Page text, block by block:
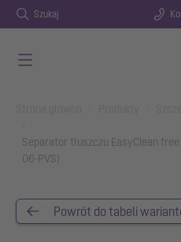
Szukaj
Separator tłuszczu EasyClean
06-PVS)
Powrót do tabeli